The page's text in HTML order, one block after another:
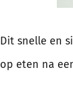
Dit snelle en
op eten na